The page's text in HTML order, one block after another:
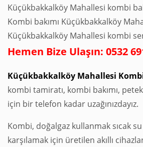
Küçükbakkalköy Mahallesi kombi
Kombi bakımı Küçükbakkalköy
Küçükbakkalköy Mahallesi kombi
Hemen Bize Ulaşın: 0532
Küçükbakkalköy Mahallesi
kombi tamiratı, kombi bakımı,
için bir telefon kadar uzağınızdayız.
Kombi, doğalgaz kullanmak sıcak su
karşılamak için üretilen akıllı